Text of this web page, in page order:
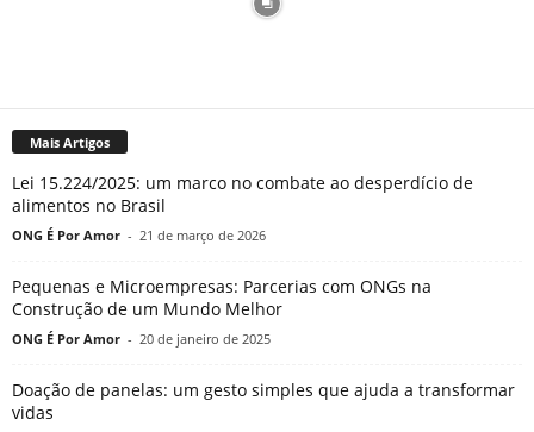
Mais Artigos
Lei 15.224/2025: um marco no combate ao desperdício de
alimentos no Brasil
ONG É Por Amor - 21 de março de 2026
Pequenas e Microempresas: Parcerias com ONGs na
Construção de um Mundo Melhor
ONG É Por Amor - 20 de janeiro de 2025
Doação de panelas: um gesto simples que ajuda a transformar
vidas